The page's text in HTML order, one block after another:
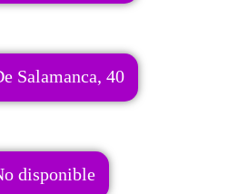
Salamanca, 40
disponible